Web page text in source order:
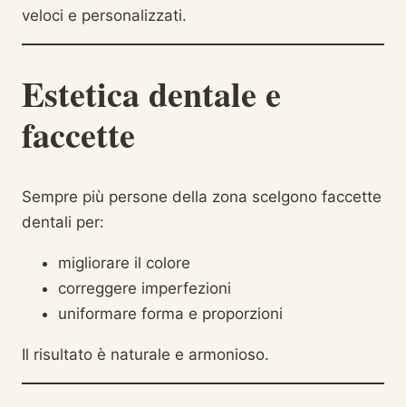
veloci e personalizzati.
Estetica dentale e
faccette
Sempre più persone della zona scelgono faccette
dentali per:
migliorare il colore
correggere imperfezioni
uniformare forma e proporzioni
Il risultato è naturale e armonioso.